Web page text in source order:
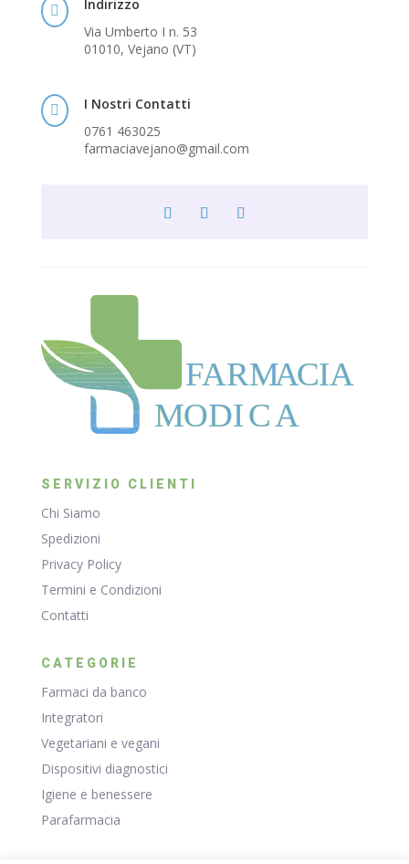

Indirizzo
Via Umberto I n. 53
01010, Vejano (VT)

I Nostri Contatti
0761 463025
farmaciavejano@gmail.com
FARMACIA
MODICA
SERVIZIO CLIENTI
Chi Siamo
Spedizioni
Privacy Policy
Termini e Condizioni
Contatti
CATEGORIE
Farmaci da banco
Integratori
Vegetariani e vegani
Dispositivi diagnostici
Igiene e benessere
Parafarmacia